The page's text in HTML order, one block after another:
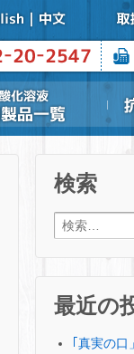
検索
検索:
最近の
｢真実の